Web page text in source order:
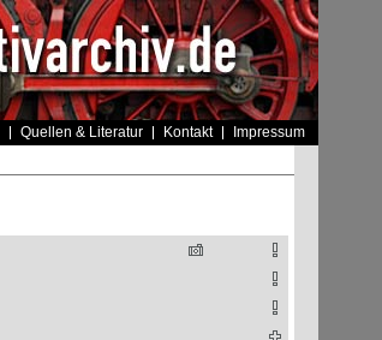
Quellen & Literatur Kontakt Impressum